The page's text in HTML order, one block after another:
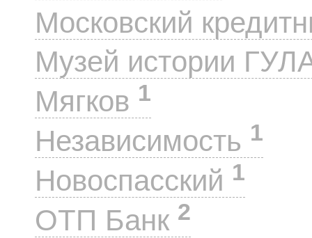
Московский
Музей истории
Мягков 1
Независимость 1
Новоспасский 1
ОТП Банк 2